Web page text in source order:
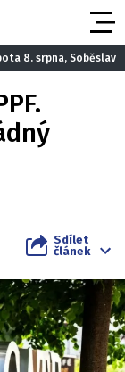
8. srpna, Soběslav
Sdílet
článek